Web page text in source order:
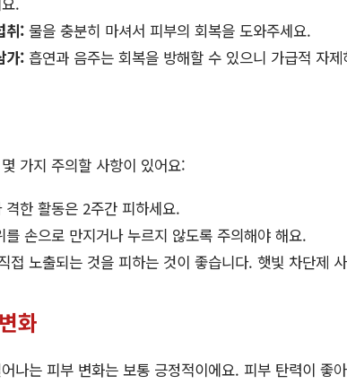
취: 물을 충분히 마셔서 피부의 회복을 도와주세요.
가: 흡연과 음주는 회복을 방해할 수 있으니 가급적 자
가지 주의할 사항이 있어요:
격한 활동은 2주간 피하세요.
를 손으로 만지거나 누르지 않도록 주의해야 해요.
접 노출되는 것을 피하는 것이 좋습니다. 햇빛 차단제
화
나는 피부 변화는 보통 긍정적이에요. 피부 탄력이 좋